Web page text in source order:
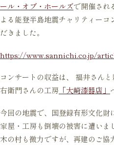
ール・オブ・ホールズで開催され
よる能登半島地震チャリティー
だきました。
https://www.sannichi.co.jp/
コンサートの収益は、 福井さん
右衛門さんの工房 「大崎漆器店」
今回の地震で、国登録有形文化財
家屋・工房も倒壊の被害に遭い
木の村も微力ですが、再建のご協